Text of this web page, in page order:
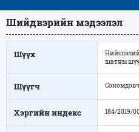
Шийдвэрийн мэдээлэл
Шүүх
шатны
Шүүгч
Хэргийн индекс 184/2019/